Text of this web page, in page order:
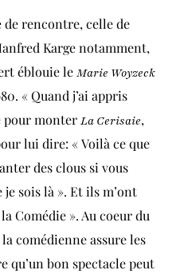
rencontre, celle de
Karge notamment,
éblouie le Marie Woyzeck
« Quand j’ai appris
pour monter La Cerisaie,
lui dire: « Voilà ce que
des clous si vous
sois là ». Et ils m’ont
Comédie ». Au coeur du
comédienne assure les
qu’un bon spectacle peut